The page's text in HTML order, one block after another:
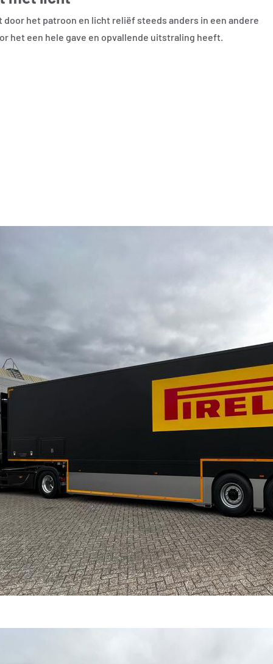
door het patroon en licht reliëf steeds anders in een andere
het een hele gave en opvallende uitstraling heeft.